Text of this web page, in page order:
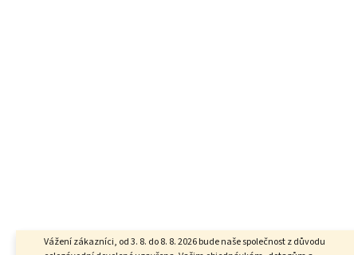
Vážení zákazníci, od 3. 8. do 8. 8. 2026 bude naše společnost z důvodu